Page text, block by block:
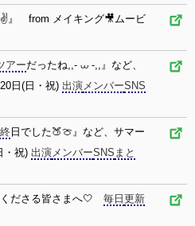
』 from メイキング🎥ムービ
アーだったね,,⁃ ⩊ ⁃,,』など、
日(日・祝) 出演メンバーSNS
日でした🍑🍈』など、サマー
・祝) 出演メンバーSNS まと
ださる皆さまへ🤍 毎日 更新